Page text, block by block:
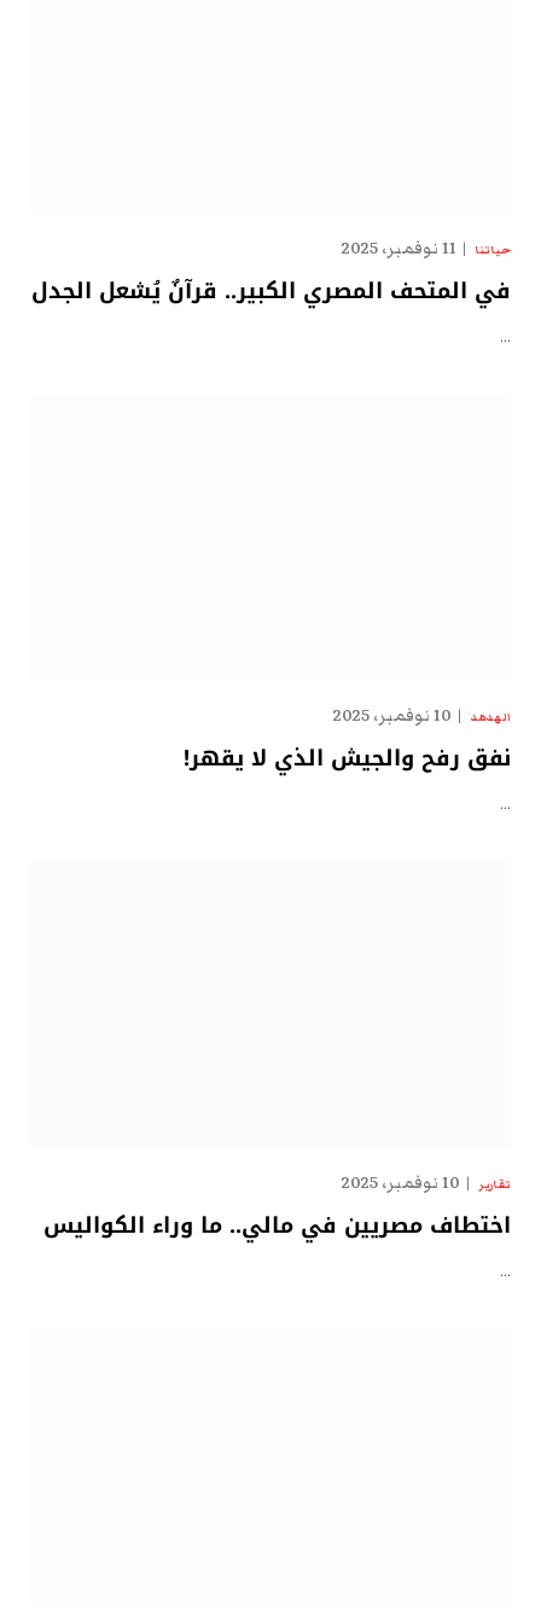
حياتنا 11 نوفمبر، 2025
في المتحف المصري الكبير.. قرآنٌ يُشعل الجدل
…
الهدهد 10 نوفمبر، 2025
نفق رفح والجيش الذي لا يقهر!
…
تقارير 10 نوفمبر، 2025
اختطاف مصريين في مالي.. ما وراء الكواليس
…